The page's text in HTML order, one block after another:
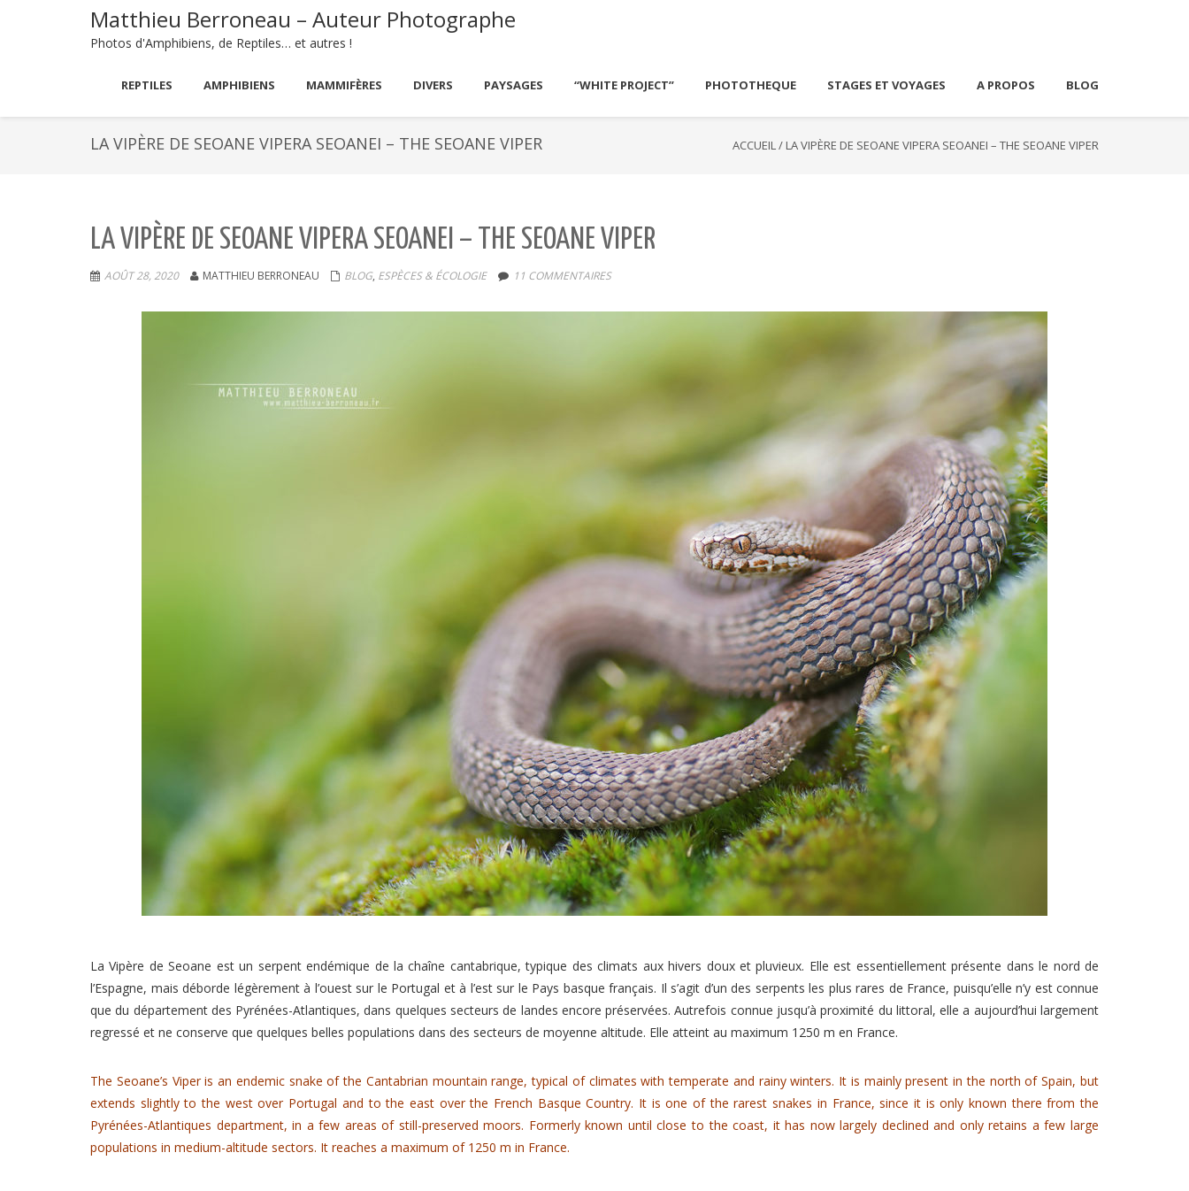
Matthieu Berroneau – Auteur Photographe
Photos d'Amphibiens, de Reptiles… et autres !
REPTILES AMPHIBIENS MAMMIFÈRES DIVERS PAYSAGES “WHITE PROJECT” PHOTOTHEQUE STAGES ET VOYAGES A PROPOS BLOG
LA VIPÈRE DE SEOANE VIPERA SEOANEI – THE SEOANE VIPER ACCUEIL/ LA VIPÈRE DE SEOANE VIPERA SEOANEI – THE SEOANE VIPER
LA VIPÈRE DE SEOANE VIPERA SEOANEI – THE SEOANE VIPER
AOÛT 28, 2020 MATTHIEU BERRONEAU BLOG, ESPÈCES & ÉCOLOGIE 11 COMMENTAIRES
La Vipère de Seoane est un serpent endémique de la chaîne cantabrique, typique des climats aux hivers doux et pluvieux. Elle est essentiellement présente dans le nord de
l’Espagne, mais déborde légèrement à l’ouest sur le Portugal et à l’est sur le Pays basque français. Il s’agit d’un des serpents les plus rares de France, puisqu’elle n’y est connue
que du département des Pyrénées-Atlantiques, dans quelques secteurs de landes encore préservées. Autrefois connue jusqu’à proximité du littoral, elle a aujourd’hui largement
regressé et ne conserve que quelques belles populations dans des secteurs de moyenne altitude. Elle atteint au maximum 1250 m en France.
The Seoane’s Viper is an endemic snake of the Cantabrian mountain range, typical of climates with temperate and rainy winters. It is mainly present in the north of Spain, but
extends slightly to the west over Portugal and to the east over the French Basque Country. It is one of the rarest snakes in France, since it is only known there from the
Pyrénées-Atlantiques department, in a few areas of still-preserved moors. Formerly known until close to the coast, it has now largely declined and only retains a few large
populations in medium-altitude sectors. It reaches a maximum of 1250 m in France.